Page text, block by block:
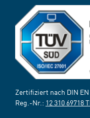
Zertifiziert nach DIN EN
Reg.-Nr.: 12 310 69718